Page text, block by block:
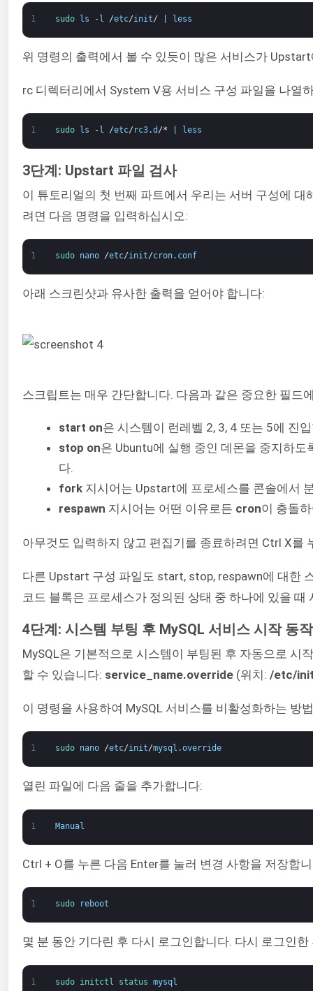
1 sudo ls -l /etc/init/ less
위 명령의 출력에서 볼 수 있듯이 많은 서비스가
rc 디렉터리에서 System V용 서비스 구성 파일을 나열
1 sudo ls - l /etc/ rc3.d /* less
3단계: Upstart 파일 검사
이 튜토리얼의 첫 번째 파트에서 우리는 서버 구성에 대
려면 다음 명령을 입력하십시오:
1 sudo nano /etc/init/cron. conf
아래 스크린샷과 유사한 출력을 얻어야 합니다:
스크립트는 매우 간단합니다. 다음과 같은 중요한 필드
start on은 시스템이 런레벨 2, 3, 4 또는 5에 진
stop on은 Ubuntu에 실행 중인 데몬을 중지하
다.
fork 지시어는 Upstart에 프로세스를 콘솔에서
respawn 지시어는 어떤 이유로든 cron이 충돌
아무것도 입력하지 않고 편집기를 종료하려면 Ctrl X를
다른 Upstart 구성 파일도 start, stop, respawn에 대한
코드 블록은 프로세스가 정의된 상태 중 하나에 있을
4단계: 시스템 부팅 후 MySQL 서비스 시작 동
MySQL은 기본적으로 시스템이 부팅된 후 자동으로
할 수 있습니다: service_name.override (위치: /etc/
이 명령을 사용하여 MySQL 서비스를 비활성화하는 방
1 sudo nano /etc/init/mysql .override
열린 파일에 다음 줄을 추가합니다:
1 Manual
Ctrl + O를 누른 다음 Enter를 눌러 변경 사항을 저장합
1 sudo reboot
몇 분 동안 기다린 후 다시 로그인합니다. 다시 로그인
1 sudo initctl status mysql